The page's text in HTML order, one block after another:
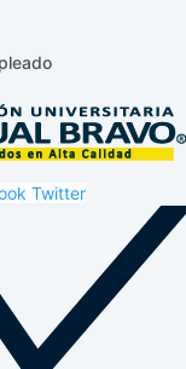
Twitter